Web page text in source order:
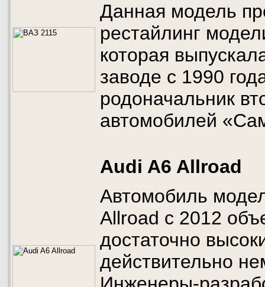
Данная модель
рестайлинг
которая
заводе с 1990
родоначальник
автомобилей
Audi A6 Allroad
Автомобиль
Allroad с 2012
достаточно
действительно